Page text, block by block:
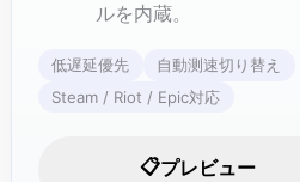
ルを内蔵。
低遅延優先
自動测速切り替え
Steam / Riot / Epic対応
📋プレビュー